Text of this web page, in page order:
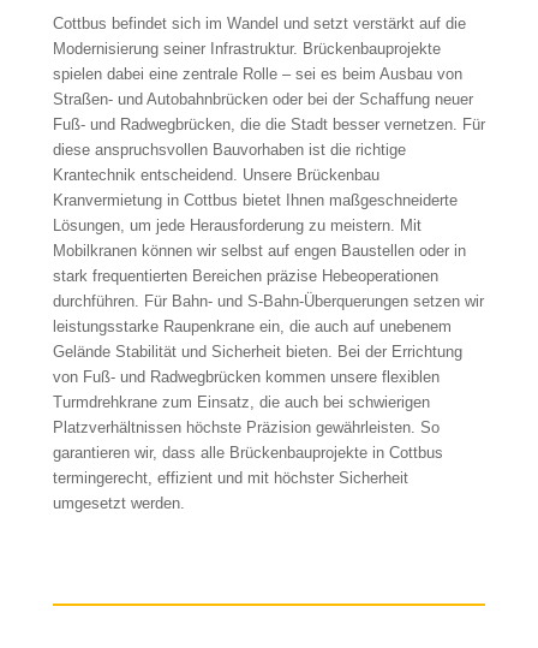
Cottbus befindet sich im Wandel und setzt verstärkt auf die
Modernisierung seiner Infrastruktur. Brückenbauprojekte
spielen dabei eine zentrale Rolle – sei es beim Ausbau von
Straßen- und Autobahnbrücken oder bei der Schaffung neuer
Fuß- und Radwegbrücken, die die Stadt besser vernetzen. Für
diese anspruchsvollen Bauvorhaben ist die richtige
Krantechnik entscheidend. Unsere Brückenbau
Kranvermietung in Cottbus bietet Ihnen maßgeschneiderte
Lösungen, um jede Herausforderung zu meistern. Mit
Mobilkranen können wir selbst auf engen Baustellen oder in
stark frequentierten Bereichen präzise Hebeoperationen
durchführen. Für Bahn- und S-Bahn-Überquerungen setzen wir
leistungsstarke Raupenkrane ein, die auch auf unebenem
Gelände Stabilität und Sicherheit bieten. Bei der Errichtung
von Fuß- und Radwegbrücken kommen unsere flexiblen
Turmdrehkrane zum Einsatz, die auch bei schwierigen
Platzverhältnissen höchste Präzision gewährleisten. So
garantieren wir, dass alle Brückenbauprojekte in Cottbus
termingerecht, effizient und mit höchster Sicherheit
umgesetzt werden.